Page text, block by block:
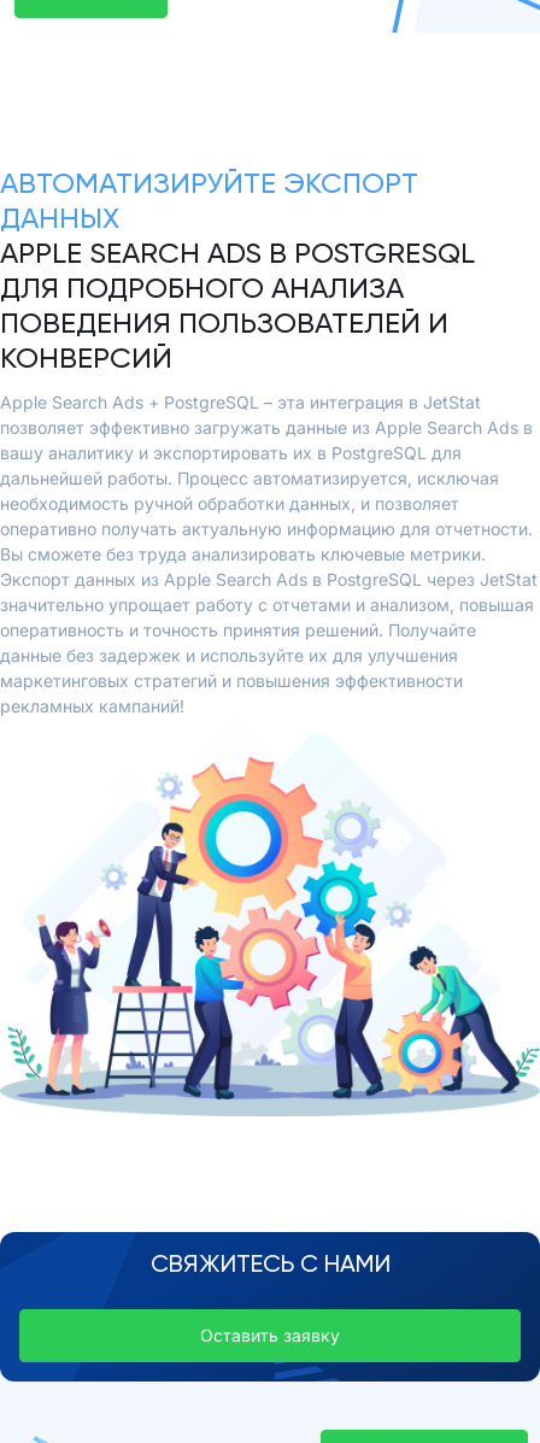
АВТОМАТИЗИРУЙТЕ ЭКСПОРТ
ДАННЫХ
APPLE SEARCH ADS В POSTGRESQL
ДЛЯ ПОДРОБНОГО АНАЛИЗА
ПОВЕДЕНИЯ ПОЛЬЗОВАТЕЛЕЙ И
КОНВЕРСИЙ
Apple Search Ads + PostgreSQL – эта интеграция в JetStat
позволяет эффективно загружать данные из Apple Search Ads в
вашу аналитику и экспортировать их в PostgreSQL для
дальнейшей работы. Процесс автоматизируется, исключая
необходимость ручной обработки данных, и позволяет
оперативно получать актуальную информацию для отчетности.
Вы сможете без труда анализировать ключевые метрики.
Экспорт данных из Apple Search Ads в PostgreSQL через JetStat
значительно упрощает работу с отчетами и анализом, повышая
оперативность и точность принятия решений. Получайте
данные без задержек и используйте их для улучшения
маркетинговых стратегий и повышения эффективности
рекламных кампаний!
СВЯЖИТЕСЬ С НАМИ
Оставить заявку